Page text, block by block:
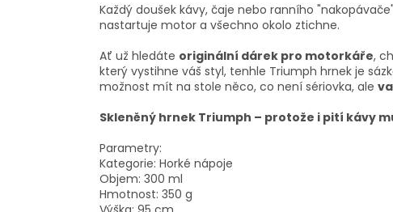
Každý doušek kávy, čaje nebo ranního
nastartuje motor a všechno okolo ztichne.
Ať už hledáte originální dárek pro motorkáře,
který vystihne váš styl, tenhle Triumph hrnek je
možnost mít na stole něco, co není sériovka, ale
Skleněný hrnek Triumph – protože i pití kávy
Parametry:
Kategorie: Horké nápoje
Objem: 300 ml
Hmotnost: 350 g